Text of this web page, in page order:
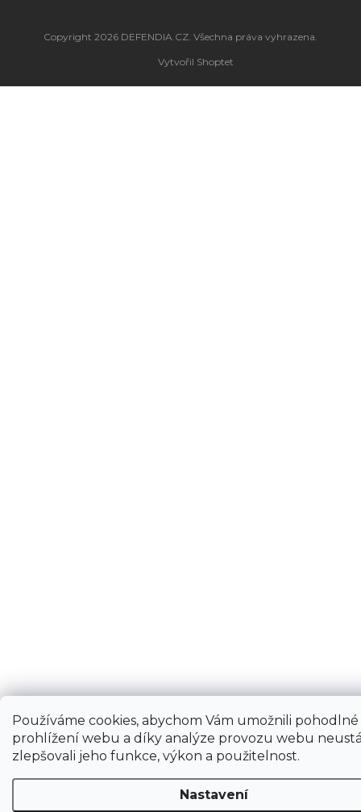
Používáme cookies, abychom Vám umožnili pohodlné
prohlížení webu a díky analýze provozu webu
zlepšovali jeho funkce, výkon a použitelnost.
Nastavení
Vytvořil Shoptet
Copyright 2026 DEFENDIA.CZ . Všechna práva vyhrazena.